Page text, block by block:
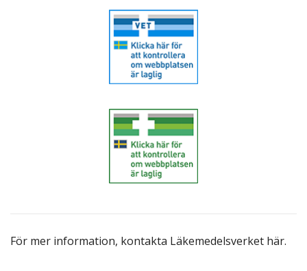
För mer information, kontakta Läkemedelsverket här.